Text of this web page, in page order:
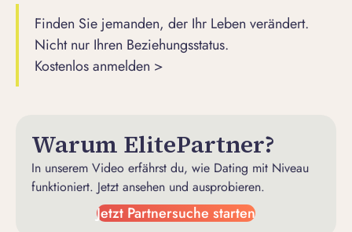
Finden Sie jemanden, der Ihr Leben verändert.
Nicht nur Ihren Beziehungsstatus.
Kostenlos anmelden >
Warum ElitePartner?
In unserem Video erfährst du, wie Dating mit Niveau
funktioniert. Jetzt ansehen und ausprobieren.
Jetzt Partnersuche starten